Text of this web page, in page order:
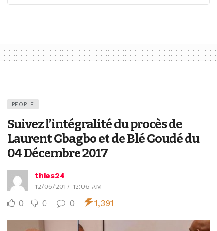
PEOPLE
Suivez l’intégralité du procès de
Laurent Gbagbo et de Blé Goudé du
04 Décembre 2017
thies24
12/05/2017 12:06 AM
0 0 0 1,391